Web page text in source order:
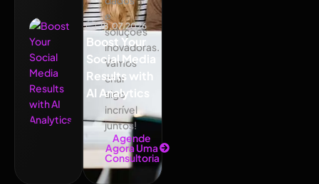
18.07.2026
Boost Your
Social Media
Results with
AI Analytics
e
soluções
inovadoras.
Vamos
criar
algo
incrível
juntos!
Agende
Agora Uma
Consultoria